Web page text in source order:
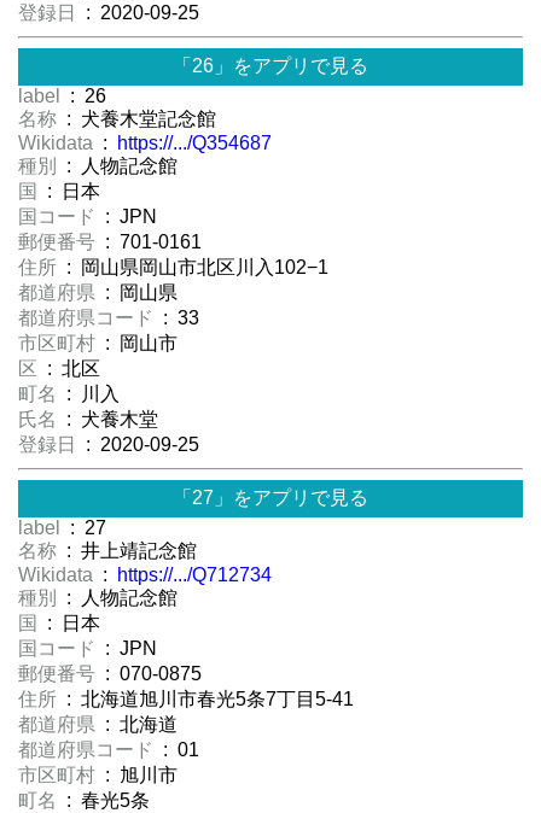
登録日
: 2020-09-25
「26」をアプリで見る
label
: 26
名称 : 犬養木堂記念館
Wikidata :
https://.../Q354687
種別
: 人物記念館
国
: 日本
国コード
: JPN
郵便番号 : 701-0161
住所 : 岡山県岡山市北区川入102−1
都道府県 : 岡山県
都道府県コード
: 33
市区町村 : 岡山市
区 : 北区
町名
: 川入
氏名
: 犬養木堂
登録日
: 2020-09-25
「27」をアプリで見る
label
: 27
名称 : 井上靖記念館
Wikidata :
https://.../Q712734
種別
: 人物記念館
国
: 日本
国コード
: JPN
郵便番号 : 070-0875
住所 : 北海道旭川市春光5条7丁目5-41
都道府県 : 北海道
都道府県コード
: 01
市区町村 : 旭川市
町名
: 春光5条